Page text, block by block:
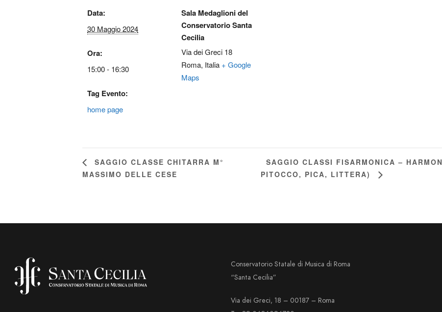
Data:
30 Maggio 2024
Ora:
15:00 - 16:30
Tag Evento:
home page
Sala Medaglioni del
Conservatorio Santa
Cecilia
Via dei Greci 18
Roma, Italia + Google
Maps
SAGGIO CLASSE CHITARRA M°
MASSIMO DELLE CESE
SAGGIO CLASSI FISARMONICA –
PITOCCO, PICA, LITTERA)
Conservatorio Statale di Musica di Roma
“Santa Cecilia”
Via dei Greci, 18 – 00187 – Roma